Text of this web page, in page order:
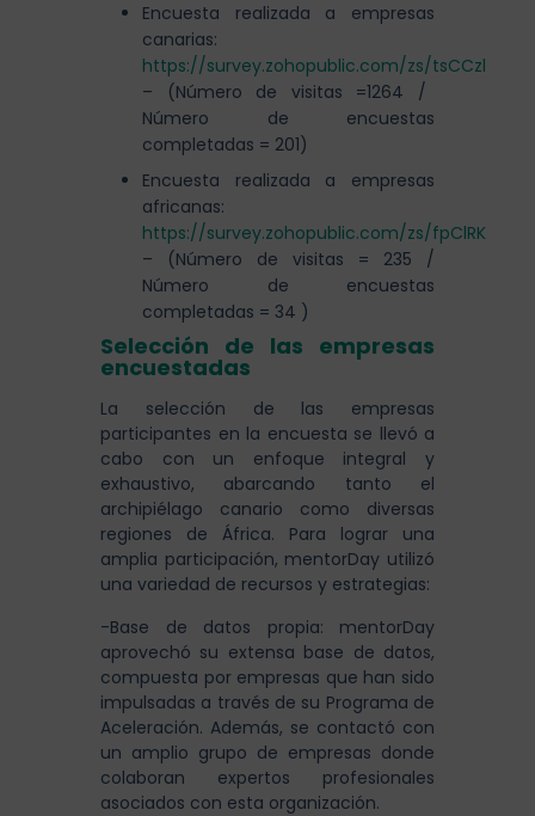
Encuesta realizada a empresas
canarias:
https://survey.zohopublic.com/zs/tsCCzl
– (Número de visitas =1264 /
Número de encuestas
completadas = 201)
Encuesta realizada a empresas
africanas:
https://survey.zohopublic.com/zs/fpClRK
– (Número de visitas = 235 /
Número de encuestas
completadas = 34 )
Selección de las empresas
encuestadas
La selección de las empresas
participantes en la encuesta se llevó a
cabo con un enfoque integral y
exhaustivo, abarcando tanto el
archipiélago canario como diversas
regiones de África. Para lograr una
amplia participación, mentorDay utilizó
una variedad de recursos y estrategias:
-Base de datos propia: mentorDay
aprovechó su extensa base de datos,
compuesta por empresas que han sido
impulsadas a través de su Programa de
Aceleración. Además, se contactó con
un amplio grupo de empresas donde
colaboran expertos profesionales
asociados con esta organización.